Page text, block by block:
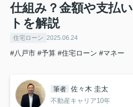
仕組み？金額や支払
トを解説
住宅ローン 2025.06.24
#八戸市 #予算 #住宅ローン #マネー
筆者 佐々木 圭太
不動産キャリア10年